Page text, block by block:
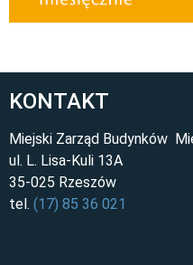
KONTAKT
Miejski Zarząd Budynków
ul. L. Lisa-Kuli 13A
35-025 Rzeszów
tel. (17) 85 36 021